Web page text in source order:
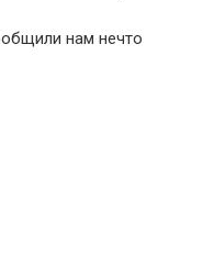
нам нечто